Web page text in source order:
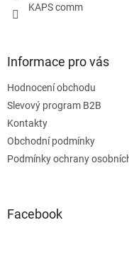
KAPS comm
Informace pro vás
Hodnocení obchodu
Slevový program B2B
Kontakty
Obchodní podmínky
Podmínky ochrany
Facebook